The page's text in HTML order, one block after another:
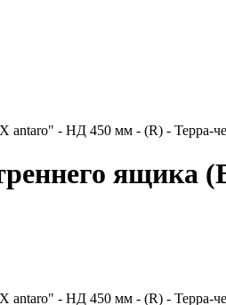
antaro" - НД 450 мм - (R) - Терра-
antaro" - НД 450 мм - (R) - Терра-